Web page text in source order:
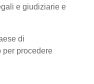
e giudiziarie e
di
per procedere